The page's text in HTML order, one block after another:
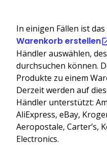
In einigen Fällen ist
Warenkorb erstellen
Händler auswählen,
durchsuchen können.
Produkte zu einem
Derzeit werden auf
Händler unterstützt:
AliExpress, eBay,
Aeropostale, Carter’s,
Electronics.